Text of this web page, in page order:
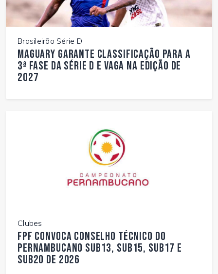
Brasileirão Série D
Maguary garante classificação para a
3ª fase da Série D e vaga na edição de
2027
Clubes
FPF convoca Conselho Técnico do
Pernambucano Sub13, Sub15, Sub17 e
Sub20 de 2026